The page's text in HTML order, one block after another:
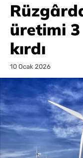
üretimi
kırdı
10 Ocak 2026